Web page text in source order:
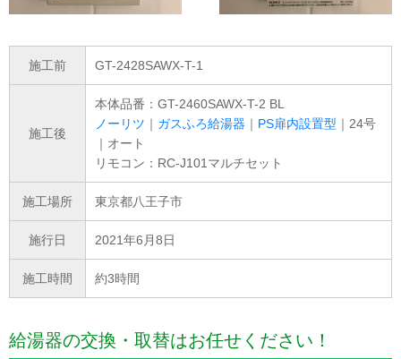
施工前 GT-2428SAWX-T-1
施工後
本体品番：GT-2460SAWX-T-2 BL
ノーリツ ｜ ガスふろ給湯器 ｜ PS扉内設置型 ｜24号
｜オート
リモコン：RC-J101マルチセット
施工場所 東京都八王子市
施行日 2021年6月8日
施工時間 約3時間
給湯器の交換・取替はお任せください！